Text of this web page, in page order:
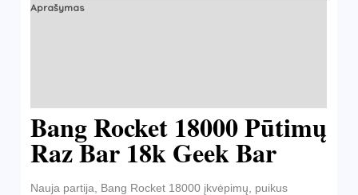
Aprašymas
Bang Rocket 18000 Pūtimų
Raz Bar 18k Geek Bar
Nauja partija, Bang Rocket 18000 įkvėpimų, puikus